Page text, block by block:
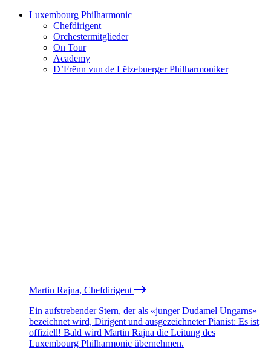
Luxembourg Philharmonic
Chefdirigent
Orchestermitglieder
On Tour
Academy
D’Frënn vun de Lëtzebuerger Philharmoniker
Martin Rajna, Chefdirigent
Ein aufstrebender Stern, der als «junger Dudamel Ungarns»
bezeichnet wird, Dirigent und ausgezeichneter Pianist: Es ist
offiziell! Bald wird Martin Rajna die Leitung des
Luxembourg Philharmonic übernehmen.